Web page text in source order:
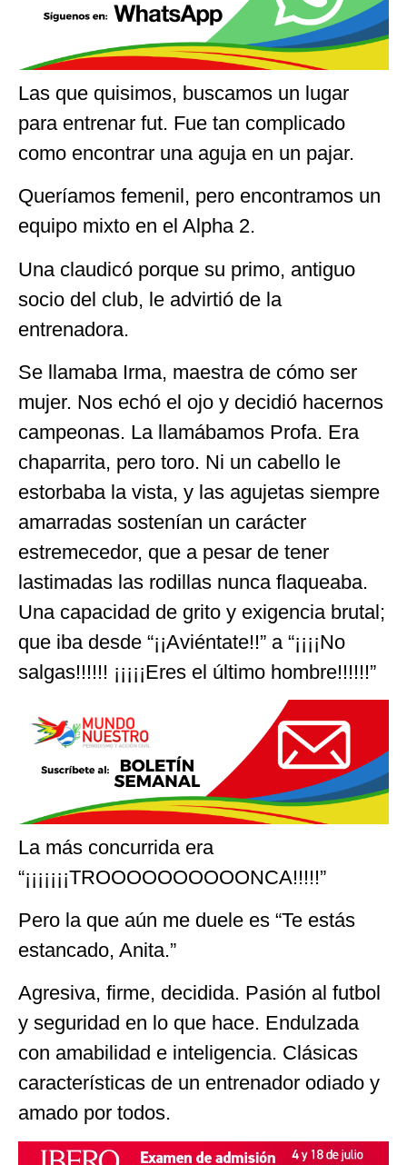
Las que quisimos, buscamos un lugar
para entrenar fut. Fue tan complicado
como encontrar una aguja en un pajar.
Queríamos femenil, pero encontramos un
equipo mixto en el Alpha 2.
Una claudicó porque su primo, antiguo
socio del club, le advirtió de la
entrenadora.
Se llamaba Irma, maestra de cómo ser
mujer. Nos echó el ojo y decidió hacernos
campeonas. La llamábamos Profa. Era
chaparrita, pero toro. Ni un cabello le
estorbaba la vista, y las agujetas siempre
amarradas sostenían un carácter
estremecedor, que a pesar de tener
lastimadas las rodillas nunca flaqueaba.
Una capacidad de grito y exigencia brutal;
que iba desde “¡¡Aviéntate!!” a “¡¡¡¡No
salgas!!!!!! ¡¡¡¡¡Eres el último hombre!!!!!!”
La más concurrida era
“¡¡¡¡¡¡¡TROOOOOOOOOONCA!!!!!”
Pero la que aún me duele es “Te estás
estancado, Anita.”
Agresiva, firme, decidida. Pasión al futbol
y seguridad en lo que hace. Endulzada
con amabilidad e inteligencia. Clásicas
características de un entrenador odiado y
amado por todos.